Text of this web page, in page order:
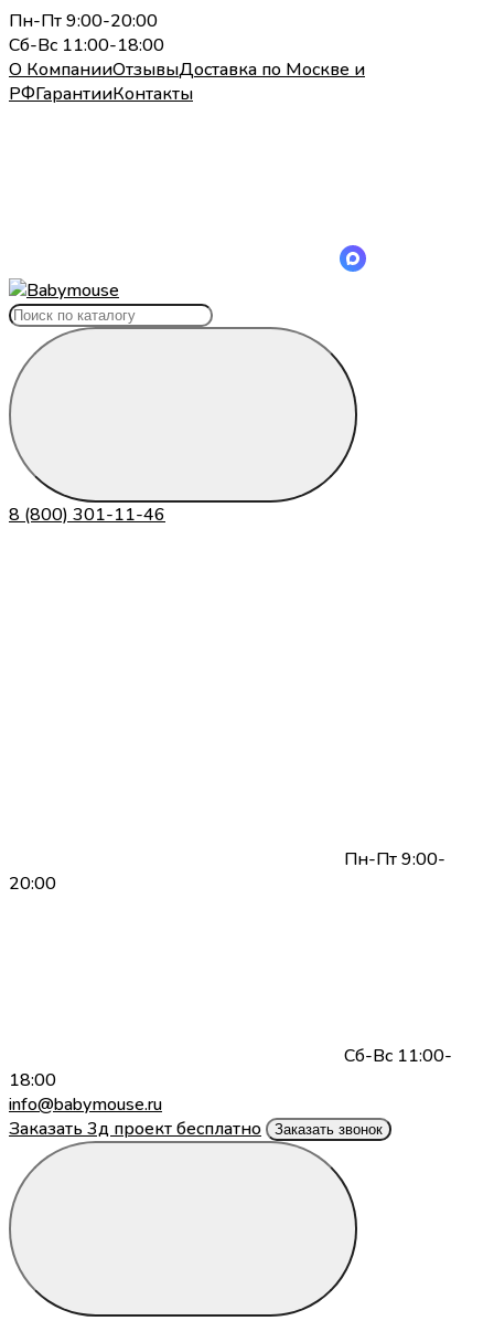
Пн-Пт 9:00-20:00
Сб-Вс 11:00-18:00
О КомпанииОтзывыДоставка по Москве и
РФГарантииКонтакты
8 (800) 301-11-46
Пн-Пт 9:00-
20:00
Сб-Вс 11:00-
18:00
info@babymouse.ru
Заказать 3д проект бесплатно
Заказать звонок